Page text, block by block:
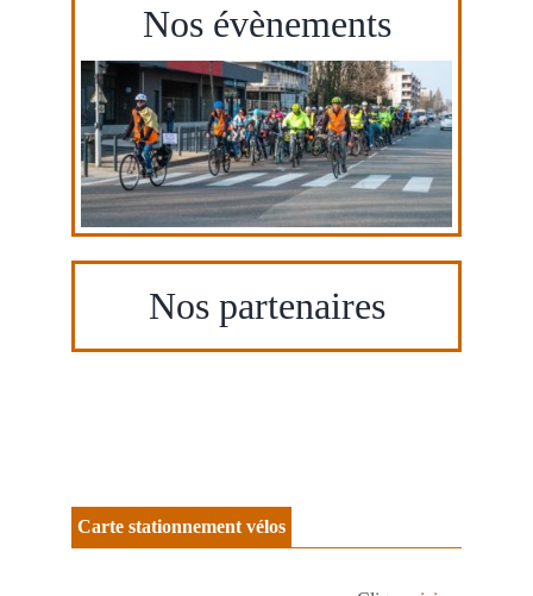
Nos évènements
Nos partenaires
Carte stationnement vélos